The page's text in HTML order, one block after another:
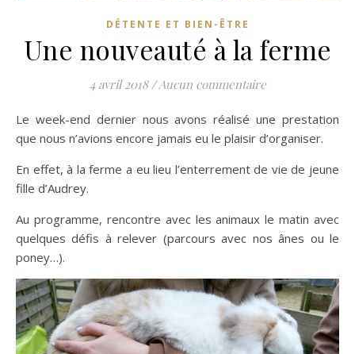
DÉTENTE ET BIEN-ÊTRE
Une nouveauté à la ferme
4 avril 2018 /Aucun commentaire
Le week-end dernier nous avons réalisé une prestation
que nous n’avions encore jamais eu le plaisir d’organiser.
En effet, à la ferme a eu lieu l’enterrement de vie de jeune
fille d’Audrey.
Au programme, rencontre avec les animaux le matin avec
quelques défis à relever (parcours avec nos ânes ou le
poney…).